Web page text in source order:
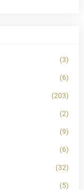
(3)
(6)
(203)
(2)
(9)
(6)
(32)
(5)